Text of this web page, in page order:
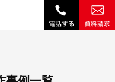
リノベーションマンションのルームツアー事例|｜不動産内覧動画やルームツアー、建築事例など不動産会社のクラウド動画制作システム「メディア博士」